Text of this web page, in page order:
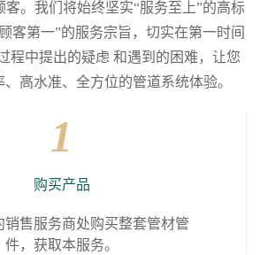
。我们将始终坚实“服务至上”的高标
客第一”的服务宗旨，切实在第一时间
程中提出的疑虑 和遇到的困难，让您
高水准、全方位的管道系统体验。
1
购买产品
销售服务商处购买整套管材管
件，获取本服务。